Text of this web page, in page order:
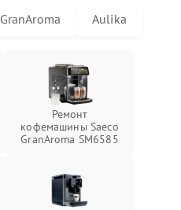
GranAroma Aulika
Ремонт
кофемашины Saeco
GranAroma SM6585